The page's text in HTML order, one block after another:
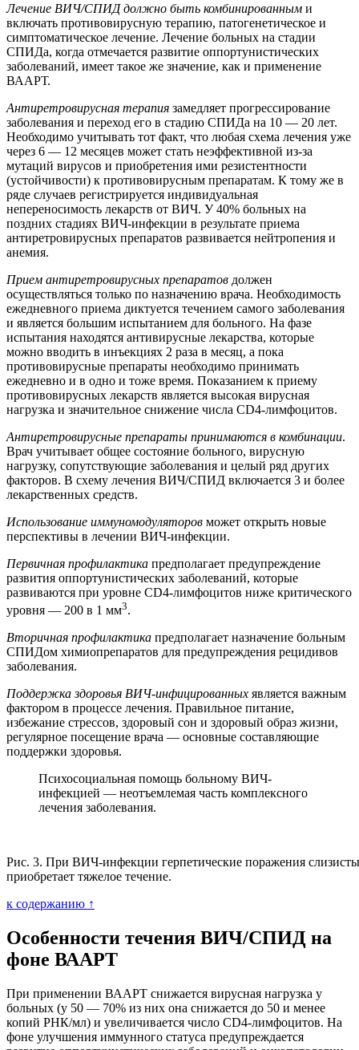
Лечение ВИЧ/СПИД должно быть комбинированным и
включать противовирусную терапию, патогенетическое и
симптоматическое лечение. Лечение больных на стадии
СПИДа, когда отмечается развитие оппортунистических
заболеваний, имеет такое же значение, как и применение
ВААРТ.
Антиретровирусная терапия замедляет прогрессирование
заболевания и переход его в стадию СПИДа на 10 — 20 лет.
Необходимо учитывать тот факт, что любая схема лечения уже
через 6 — 12 месяцев может стать неэффективной из-за
мутаций вирусов и приобретения ими резистентности
(устойчивости) к противовирусным препаратам. К тому же в
ряде случаев регистрируется индивидуальная
непереносимость лекарств от ВИЧ. У 40% больных на
поздних стадиях ВИЧ-инфекции в результате приема
антиретровирусных препаратов развивается нейтропения и
анемия.
Прием антиретровирусных препаратов должен
осуществляться только по назначению врача. Необходимость
ежедневного приема диктуется течением самого заболевания
и является большим испытанием для больного. На фазе
испытания находятся антивирусные лекарства, которые
можно вводить в инъекциях 2 раза в месяц, а пока
противовирусные препараты необходимо принимать
ежедневно и в одно и тоже время. Показанием к приему
противовирусных лекарств является высокая вирусная
нагрузка и значительное снижение числа CD4-лимфоцитов.
Антиретровирусные препараты принимаются в комбинации.
Врач учитывает общее состояние больного, вирусную
нагрузку, сопутствующие заболевания и целый ряд других
факторов. В схему лечения ВИЧ/СПИД включается 3 и более
лекарственных средств.
Использование иммуномодуляторов может открыть новые
перспективы в лечении ВИЧ-инфекции.
Первичная профилактика предполагает предупреждение
развития оппортунистических заболеваний, которые
развиваются при уровне CD4-лимфоцитов ниже критического
уровня — 200 в 1 мм3.
Вторичная профилактика предполагает назначение больным
СПИДом химиопрепаратов для предупреждения рецидивов
заболевания.
Поддержка здоровья ВИЧ-инфицированных является важным
фактором в процессе лечения. Правильное питание,
избежание стрессов, здоровый сон и здоровый образ жизни,
регулярное посещение врача — основные составляющие
поддержки здоровья.
Психосоциальная помощь больному ВИЧ-
инфекцией — неотъемлемая часть комплексного
лечения заболевания.
Рис. 3. При ВИЧ-инфекции герпетические поражения
приобретает тяжелое течение.
к содержанию ↑
Особенности течения ВИЧ/СПИД на
фоне ВААРТ
При применении ВААРТ снижается вирусная нагрузка у
больных (у 50 — 70% из них она снижается до 50 и менее
копий РНК/мл) и увеличивается число CD4-лимфоцитов. На
фоне улучшения иммунного статуса предупреждается